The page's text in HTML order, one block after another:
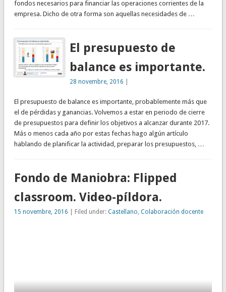
fondos necesarios para financiar las operaciones corrientes de la
empresa. Dicho de otra forma son aquellas necesidades de …
El presupuesto de
balance es importante.
28 novembre, 2016
El presupuesto de balance es importante, probablemente más que
el de pérdidas y ganancias. Volvemos a estar en periodo de cierre
de presupuestos para definir los objetivos a alcanzar durante 2017.
Más o menos cada año por estas fechas hago algún artículo
hablando de planificar la actividad, preparar los presupuestos, …
Fondo de Maniobra: Flipped
classroom. Video-píldora.
15 novembre, 2016 | Filed under: Castellano, Colaboración docente